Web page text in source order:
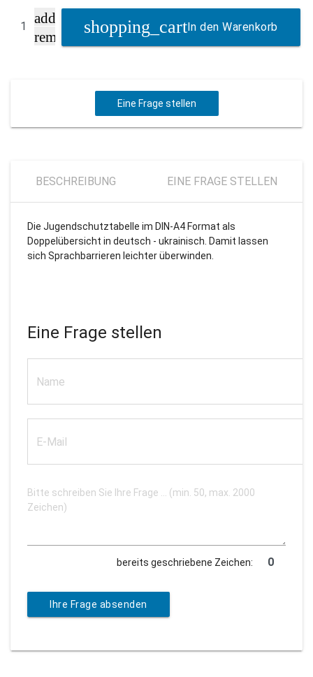
add
remove
In den Warenkorb
Eine Frage stellen
BESCHREIBUNG EINE FRAGE STELLEN
Die Jugendschutztabelle im DIN-A4 Format als
Doppelübersicht in deutsch - ukrainisch. Damit lassen
sich Sprachbarrieren leichter überwinden.
Eine Frage stellen
bereits geschriebene Zeichen:
Ihre Frage absenden